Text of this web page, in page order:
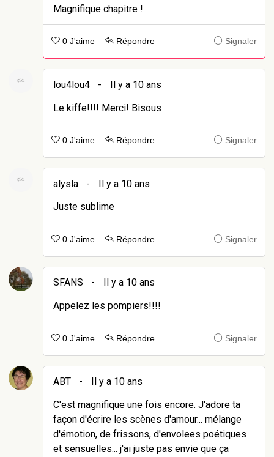
Magnifique chapitre !
0 J'aime Répondre Signaler
lou4lou4 -
Il y a 10 ans
Le kiffe!!!! Merci! Bisous
0 J'aime Répondre Signaler
alysla -
Il y a 10 ans
Juste sublime
0 J'aime Répondre Signaler
SFANS -
Il y a 10 ans
Appelez les pompiers!!!!
0 J'aime Répondre Signaler
ABT -
Il y a 10 ans
C'est magnifique une fois encore. J'adore ta
façon d'écrire les scènes d'amour... mélange
d'émotion, de frissons, d'envolees poétiques
et sensuelles... j'ai juste pas envie que ça